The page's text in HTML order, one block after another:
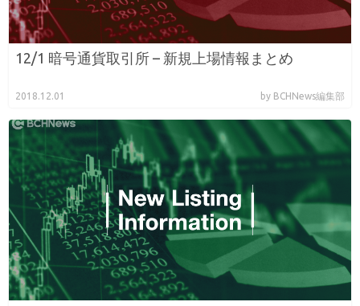
12/1 暗号通貨取引所 – 新規上場情報まとめ
2018.12.01 by BCHNews編集部